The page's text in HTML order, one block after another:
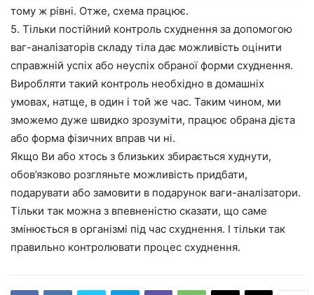
тому ж рівні. Отже, схема працює.
5. Тільки постійний контроль схуднення за допомогою
ваг-аналізаторів складу тіла дає можливість оцінити
справжній успіх або неуспіх обраної форми схуднення.
Виробляти такий контроль необхідно в домашніх
умовах, натще, в один і той же час. Таким чином, ми
зможемо дуже швидко зрозуміти, працює обрана дієта
або форма фізичних вправ чи ні.
Якщо Ви або хтось з близьких збирається худнути,
обов’язково розгляньте можливість придбати,
подарувати або замовити в подарунок ваги-аналізатори.
Тільки так можна з впевненістю сказати, що саме
змінюється в організмі під час схуднення. І тільки так
правильно контролювати процес схуднення.